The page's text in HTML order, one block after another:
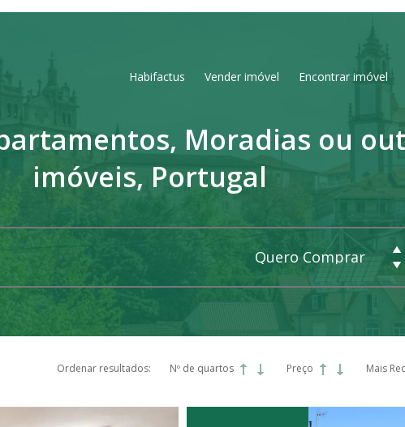
Habifactus Vender imóvel Encontrar imóvel
Moradias ou
imóveis, Portugal
Quero Comprar
Ordenar resultados: Nº de quartos Preço Mais